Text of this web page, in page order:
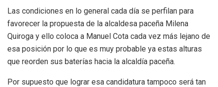
Las condiciones en lo general cada día se perfilan para
favorecer la propuesta de la alcaldesa paceña Milena
Quiroga y ello coloca a Manuel Cota cada vez más lejano de
esa posición por lo que es muy probable ya estas alturas
que reorden sus baterías hacia la alcaldía paceña.
Por supuesto que lograr esa candidatura tampoco será tan